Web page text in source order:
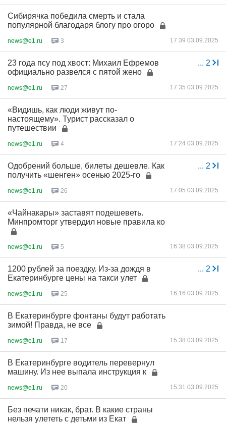
Сибирячка победила смерть и стала
популярной благодаря блогу про огоро
news@e1.ru 3 17:39 03.09.2025
... 2
23 года псу под хвост: Михаил Ефремов
официально развелся с пятой жено
news@e1.ru 27 17:35 03.09.2025
«Видишь, как люди живут по-
настоящему». Турист рассказал о
путешествии
news@e1.ru 4 17:24 03.09.2025
... 2
Одобрений больше, билеты дешевле. Как
получить «шенген» осенью 2025-го
news@e1.ru 26 17:05 03.09.2025
«Чайнакары» заставят подешеветь.
Минпромторг утвердил новые правила ко
news@e1.ru 5 16:38 03.09.2025
... 2
1200 рублей за поездку. Из-за дождя в
Екатеринбурге цены на такси улет
news@e1.ru 25 16:16 03.09.2025
В Екатеринбурге фонтаны будут работать
зимой! Правда, не все
news@e1.ru 17 15:38 03.09.2025
В Екатеринбурге водитель перевернул
машину. Из нее выпала инструкция к
news@e1.ru 20 15:31 03.09.2025
Без печати никак, брат. В какие страны
нельзя улететь с детьми из Екат